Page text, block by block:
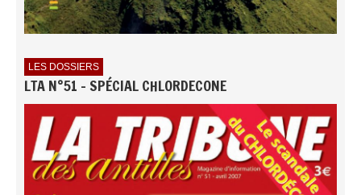
LES DOSSIERS
LTA N°51 - SPÉCIAL CHLORDECONE